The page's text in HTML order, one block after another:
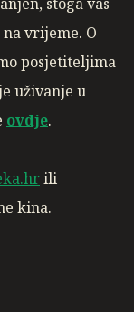
vrijeme. O
posjetiteljima
uživanje u
ovdje.
ili
kina.